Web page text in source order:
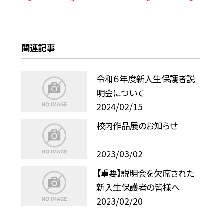
関連記事
令和６年度新入生保護者説
明会について
2024/02/15
校内作品展のお知らせ
2023/03/02
【重要】説明会を欠席された
新入生保護者の皆様へ
2023/02/20